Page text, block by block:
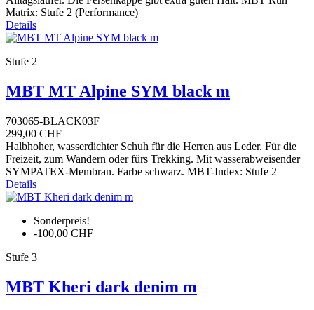
Matrix: Stufe 2 (Performance)
Details
Stufe 2
MBT MT Alpine SYM black m
703065-BLACK03F
299,00 CHF
Halbhoher, wasserdichter Schuh für die Herren aus Leder. Für die
Freizeit, zum Wandern oder fürs Trekking. Mit wasserabweisender
SYMPATEX-Membran. Farbe schwarz. MBT-Index: Stufe 2
Details
Sonderpreis!
-100,00 CHF
Stufe 3
MBT Kheri dark denim m